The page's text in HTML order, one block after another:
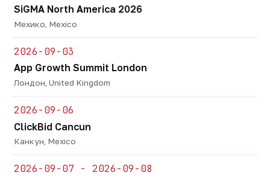
SiGMA North America 2026
Мехико, Mexico
2026-09-03
App Growth Summit London
Лондон, United Kingdom
2026-09-06
ClickBid Cancun
Канкун, Mexico
2026-09-07 - 2026-09-08